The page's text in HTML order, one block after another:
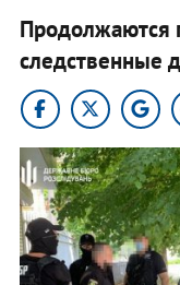
Продолжаются
следственные